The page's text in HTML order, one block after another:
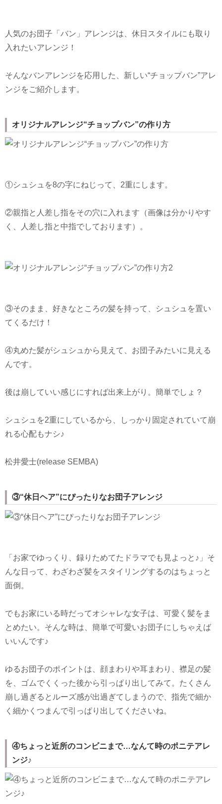
人気のお団子「バン」アレンジは、休日スタイルにも取り
入れたいアレンジ！
そんなバンアレンジを応用した、新しい“チョップバン”アレ
ンジをご紹介します。
オリジナルアレンジ“チョップバン”の作り方
①シュシュを8の字にねじって、2重にします。
②親指と人差し指をその穴に入れます（画像は分かりやす
く、人差し指と中指でしております）。
③そのまま、好きなところの髪を持って、シュシュを置い
てくるだけ！
④丸めた髪がシュシュから見えて、お団子みたいに見える
んです。
後は崩していい感じにすれば出来上がり。簡単でしょ？
シュシュを2重にしているから、しっかり固定されていて崩
れる心配もナシ♪
松井愛士(release SEMBA)
③“休日ヘア”にぴったりなお団子アレンジ
「お家でゆっくり、録りためてたドラマでも見よっと♪」そ
んな日って、わざわざ髪をスタイリングするのはちょっと
面倒。
でもお家にいる時だってオシャレな女子は、可愛く髪をま
とめたい。そんな時は、簡単で可愛いお団子にしちゃえば
いいんです♪
ゆるお団子のポイントは、顔まわりや耳まわり、襟足の髪
を、ゴムでくくった後から引っぱり出してみて。たくさん
崩し過ぎるとルーズ感が出過ぎてしまうので、指先で細か
く細かくつまんで引っぱり出してくださいね。
④ちょっと近所のコンビニまで…なんて時のポニテアレ
ンジ♪